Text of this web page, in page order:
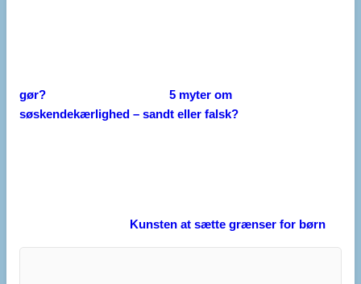
gør?
5 myter om
søskendekærlighed – sandt eller falsk?
Kunsten at sætte grænser for børn